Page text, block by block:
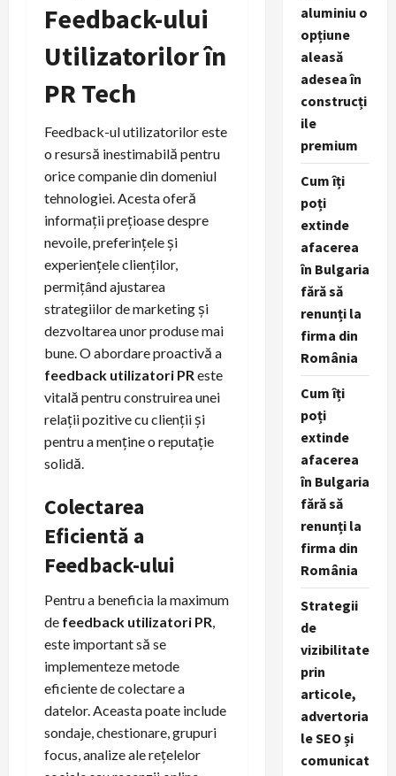
Feedback-ului
Utilizatorilor în
PR Tech
Feedback-ul utilizatorilor este
o resursă inestimabilă pentru
orice companie din domeniul
tehnologiei. Acesta oferă
informații prețioase despre
nevoile, preferințele și
experiențele clienților,
permițând ajustarea
strategiilor de marketing și
dezvoltarea unor produse mai
bune. O abordare proactivă a
feedback utilizatori PR este
vitală pentru construirea unei
relații pozitive cu clienții și
pentru a menține o reputație
solidă.
Colectarea
Eficientă a
Feedback-ului
Pentru a beneficia la maximum
de feedback utilizatori PR
este important să se
implementeze metode
eficiente de colectare a
datelor. Aceasta poate include
sondaje, chestionare, grupuri
focus, analize ale rețelelor
aluminiu o
opțiune
aleasă
adesea în
construcți
ile
premium
Cum îți
poți
extinde
afacerea
în Bulgaria
fără să
renunți la
firma din
România
Cum îți
poți
extinde
afacerea
în Bulgaria
fără să
renunți la
firma din
România
Strategii
de
vizibilitate
prin
articole,
advertoria
le SEO și
comunicat